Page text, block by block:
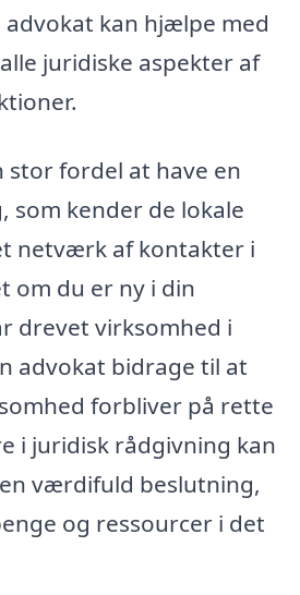
advokat kan hjælpe med
juridiske aspekter af
stor fordel at have en
som kender de lokale
netværk af kontakter i
om du er ny i din
drevet virksomhed i
advokat bidrage til at
forbliver på rette
i juridisk rådgivning kan
værdifuld beslutning,
og ressourcer i det